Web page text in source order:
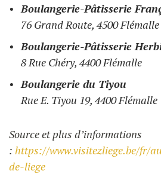
Boulangerie-Pâtisserie
76 Grand Route, 4500 Flémalle
Boulangerie-Pâtisserie
8 Rue Chéry, 4400 Flémalle
Boulangerie du Tiyou
Rue E. Tiyou 19, 4400 Flémalle
Source et plus d’informations
: https://www.visitezliege.be/fr/
de-liege